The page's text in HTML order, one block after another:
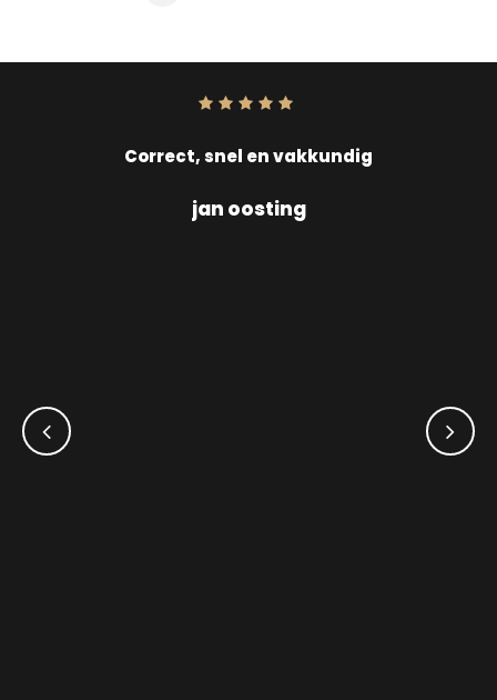
10
Correct, snel en vakkundig
jan oosting